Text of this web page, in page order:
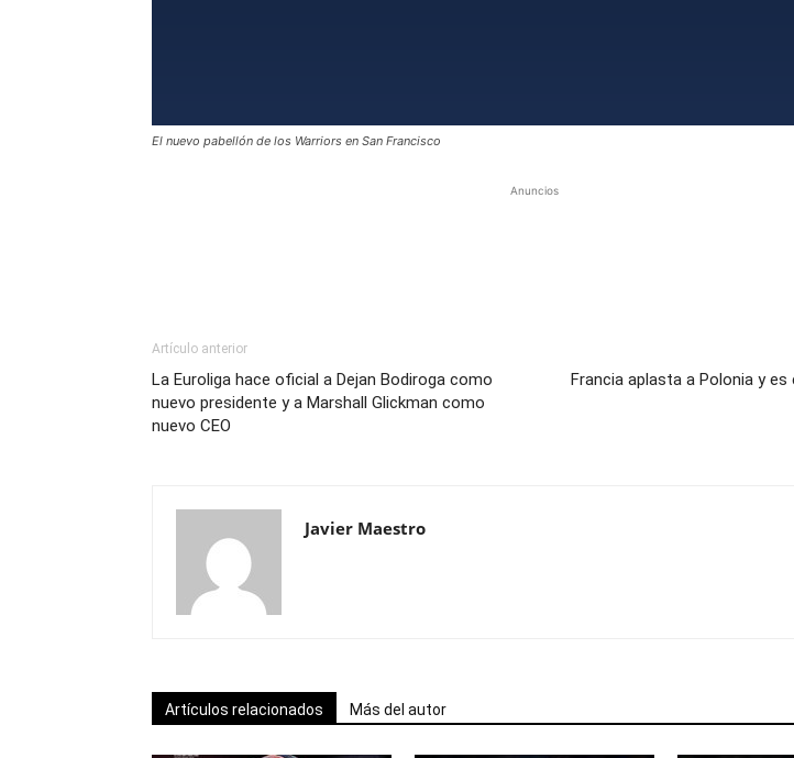
El nuevo pabellón de los Warriors en San Francisco
Anuncios
Artículo anterior
La Euroliga hace oficial a Dejan Bodiroga como
nuevo presidente y a Marshall Glickman como
nuevo CEO
Francia aplasta a Polonia y
Javier Maestro
Artículos relacionados Más del autor